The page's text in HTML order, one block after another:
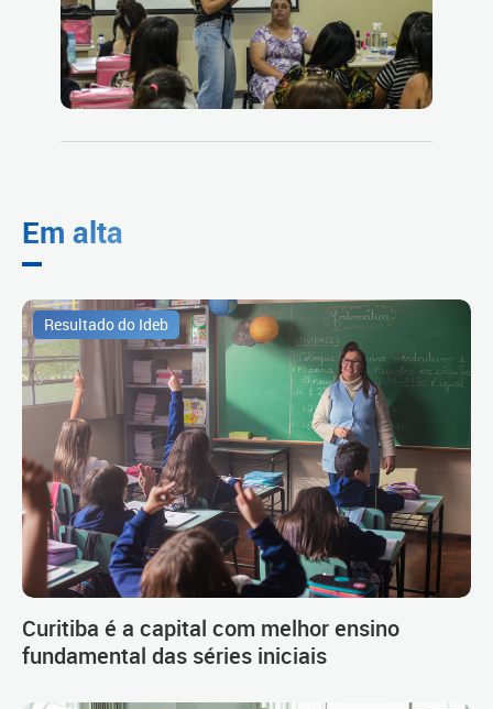
Em alta
Resultado do Ideb
Curitiba é a capital com melhor ensino
fundamental das séries iniciais